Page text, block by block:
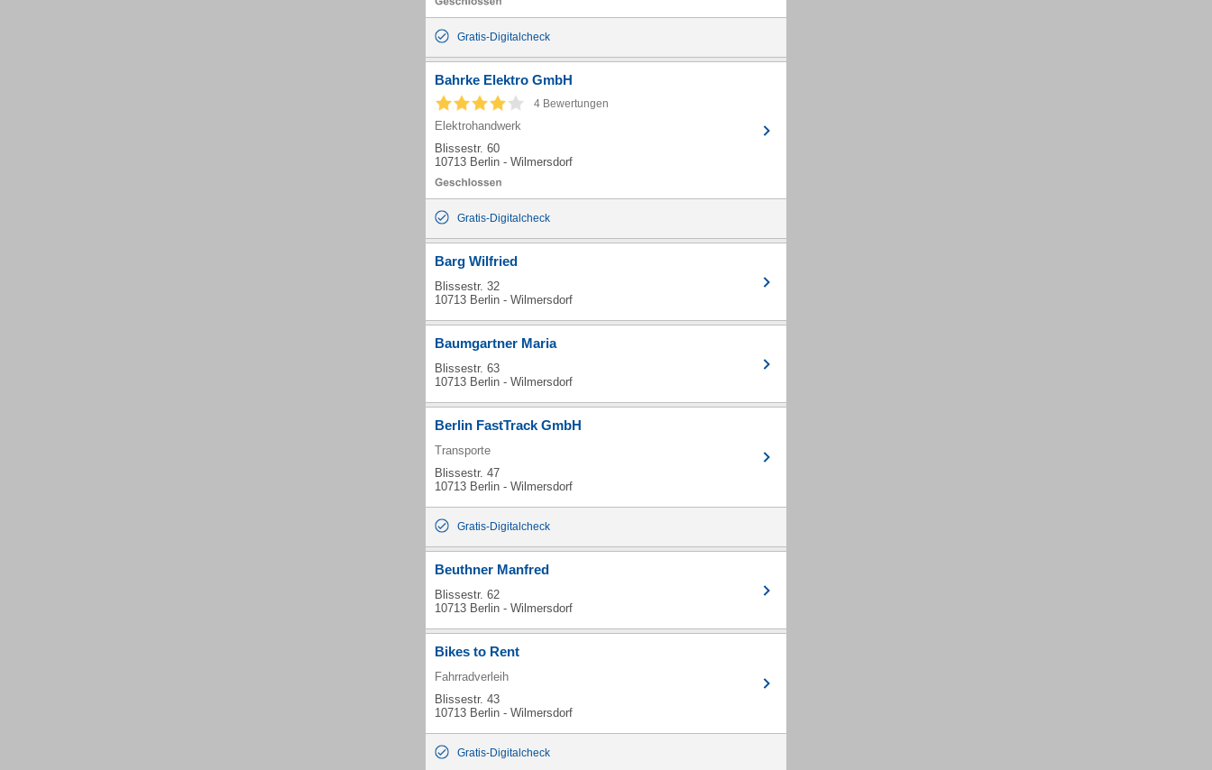
Gratis-Digitalcheck
Bahrke Elektro GmbH
4 Bewertungen
Elektrohandwerk
Blissestr. 60
10713 Berlin - Wilmersdorf
Gratis-Digitalcheck
Barg Wilfried
Blissestr. 32
10713 Berlin - Wilmersdorf
Baumgartner Maria
Blissestr. 63
10713 Berlin - Wilmersdorf
Berlin FastTrack GmbH
Transporte
Blissestr. 47
10713 Berlin - Wilmersdorf
Gratis-Digitalcheck
Beuthner Manfred
Blissestr. 62
10713 Berlin - Wilmersdorf
Bikes to Rent
Fahrradverleih
Blissestr. 43
10713 Berlin - Wilmersdorf
Gratis-Digitalcheck